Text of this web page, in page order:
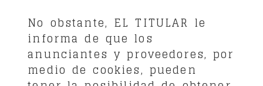
No obstante, EL TITULAR le
informa de que los
anunciantes y proveedores, por
medio de cookies, pueden